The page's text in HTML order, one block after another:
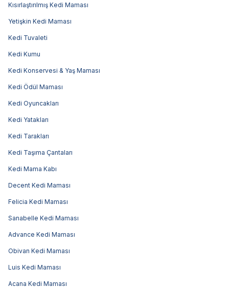
Kısırlaştırılmış Kedi Maması
Yetişkin Kedi Maması
Kedi Tuvaleti
Kedi Kumu
Kedi Konservesi & Yaş Maması
Kedi Ödül Maması
Kedi Oyuncakları
Kedi Yatakları
Kedi Tarakları
Kedi Taşıma Çantaları
Kedi Mama Kabı
Decent Kedi Maması
Felicia Kedi Maması
Sanabelle Kedi Maması
Advance Kedi Maması
Obivan Kedi Maması
Luis Kedi Maması
Acana Kedi Maması